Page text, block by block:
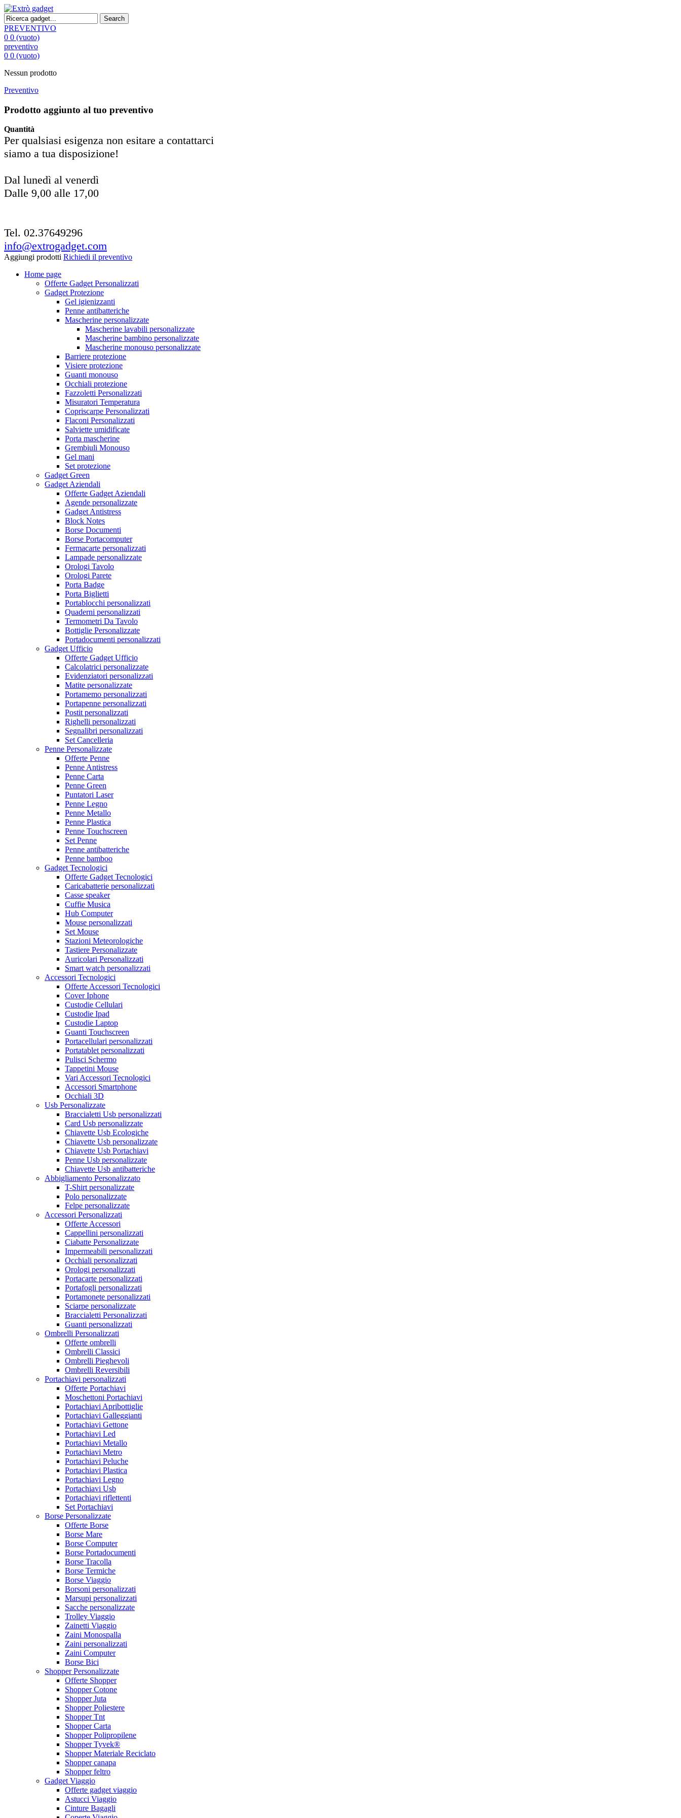
Search
PREVENTIVO
0 0 (vuoto)
preventivo
0 0 (vuoto)
Nessun prodotto
Preventivo
Prodotto aggiunto al tuo preventivo
Quantità
Per qualsiasi esigenza non esitare a contattarci
siamo a tua disposizione!
Dal lunedì al venerdì
Dalle 9,00 alle 17,00
Tel. 02.37649296
info@extrogadget.com
Aggiungi prodotti Richiedi il preventivo
Home page
Offerte Gadget Personalizzati
Gadget Protezione
Gel igienizzanti
Penne antibatteriche
Mascherine personalizzate
Mascherine lavabili personalizzate
Mascherine bambino personalizzate
Mascherine monouso personalizzate
Barriere protezione
Visiere protezione
Guanti monouso
Occhiali protezione
Fazzoletti Personalizzati
Misuratori Temperatura
Copriscarpe Personalizzati
Flaconi Personalizzati
Salviette umidificate
Porta mascherine
Grembiuli Monouso
Gel mani
Set protezione
Gadget Green
Gadget Aziendali
Offerte Gadget Aziendali
Agende personalizzate
Gadget Antistress
Block Notes
Borse Documenti
Borse Portacomputer
Fermacarte personalizzati
Lampade personalizzate
Orologi Tavolo
Orologi Parete
Porta Badge
Porta Biglietti
Portablocchi personalizzati
Quaderni personalizzati
Termometri Da Tavolo
Bottiglie Personalizzate
Portadocumenti personalizzati
Gadget Ufficio
Offerte Gadget Ufficio
Calcolatrici personalizzate
Evidenziatori personalizzati
Matite personalizzate
Portamemo personalizzati
Portapenne personalizzati
Postit personalizzati
Righelli personalizzati
Segnalibri personalizzati
Set Cancelleria
Penne Personalizzate
Offerte Penne
Penne Antistress
Penne Carta
Penne Green
Puntatori Laser
Penne Legno
Penne Metallo
Penne Plastica
Penne Touchscreen
Set Penne
Penne antibatteriche
Penne bamboo
Gadget Tecnologici
Offerte Gadget Tecnologici
Caricabatterie personalizzati
Casse speaker
Cuffie Musica
Hub Computer
Mouse personalizzati
Set Mouse
Stazioni Meteorologiche
Tastiere Personalizzate
Auricolari Personalizzati
Smart watch personalizzati
Accessori Tecnologici
Offerte Accessori Tecnologici
Cover Iphone
Custodie Cellulari
Custodie Ipad
Custodie Laptop
Guanti Touchscreen
Portacellulari personalizzati
Portatablet personalizzati
Pulisci Schermo
Tappetini Mouse
Vari Accessori Tecnologici
Accessori Smartphone
Occhiali 3D
Usb Personalizzate
Braccialetti Usb personalizzati
Card Usb personalizzate
Chiavette Usb Ecologiche
Chiavette Usb personalizzate
Chiavette Usb Portachiavi
Penne Usb personalizzate
Chiavette Usb antibatteriche
Abbigliamento Personalizzato
T-Shirt personalizzate
Polo personalizzate
Felpe personalizzate
Accessori Personalizzati
Offerte Accessori
Cappellini personalizzati
Ciabatte Personalizzate
Impermeabili personalizzati
Occhiali personalizzati
Orologi personalizzati
Portacarte personalizzati
Portafogli personalizzati
Portamonete personalizzati
Sciarpe personalizzate
Braccialetti Personalizzati
Guanti personalizzati
Ombrelli Personalizzati
Offerte ombrelli
Ombrelli Classici
Ombrelli Pieghevoli
Ombrelli Reversibili
Portachiavi personalizzati
Offerte Portachiavi
Moschettoni Portachiavi
Portachiavi Apribottiglie
Portachiavi Galleggianti
Portachiavi Gettone
Portachiavi Led
Portachiavi Metallo
Portachiavi Metro
Portachiavi Peluche
Portachiavi Plastica
Portachiavi Legno
Portachiavi Usb
Portachiavi riflettenti
Set Portachiavi
Borse Personalizzate
Offerte Borse
Borse Mare
Borse Computer
Borse Portadocumenti
Borse Tracolla
Borse Termiche
Borse Viaggio
Borsoni personalizzati
Marsupi personalizzati
Sacche personalizzate
Trolley Viaggio
Zainetti Viaggio
Zaini Monospalla
Zaini personalizzati
Zaini Computer
Borse Bici
Shopper Personalizzate
Offerte Shopper
Shopper Cotone
Shopper Juta
Shopper Poliestere
Shopper Tnt
Shopper Carta
Shopper Polipropilene
Shopper Tyvek®
Shopper Materiale Reciclato
Shopper canapa
Shopper feltro
Gadget Viaggio
Offerte gadget viaggio
Astucci Viaggio
Cinture Bagagli